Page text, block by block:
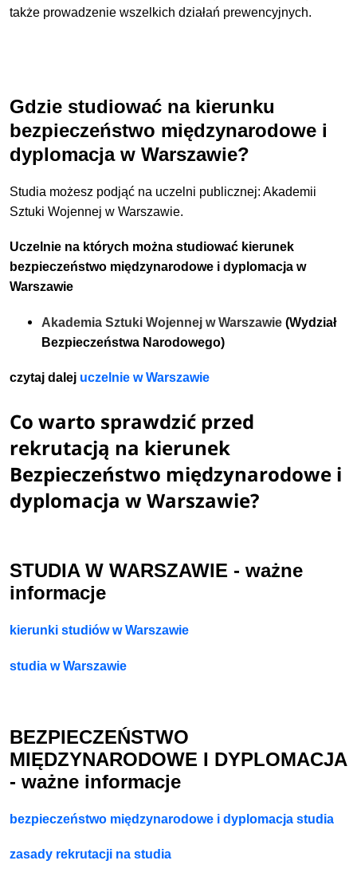
także prowadzenie wszelkich działań prewencyjnych.
Gdzie studiować na kierunku
bezpieczeństwo międzynarodowe i
dyplomacja w Warszawie?
Studia możesz podjąć na uczelni publicznej: Akademii
Sztuki Wojennej w Warszawie.
Uczelnie na których można studiować kierunek
bezpieczeństwo międzynarodowe i dyplomacja w
Warszawie
Akademia Sztuki Wojennej w Warszawie (Wydział
Bezpieczeństwa Narodowego)
czytaj dalej uczelnie w Warszawie
Co warto sprawdzić przed
rekrutacją na kierunek
Bezpieczeństwo międzynarodowe i
dyplomacja w Warszawie?
STUDIA W WARSZAWIE - ważne
informacje
kierunki studiów w Warszawie
studia w Warszawie
BEZPIECZEŃSTWO
MIĘDZYNARODOWE I DYPLOMACJA
- ważne informacje
bezpieczeństwo międzynarodowe i dyplomacja studia
zasady rekrutacji na studia